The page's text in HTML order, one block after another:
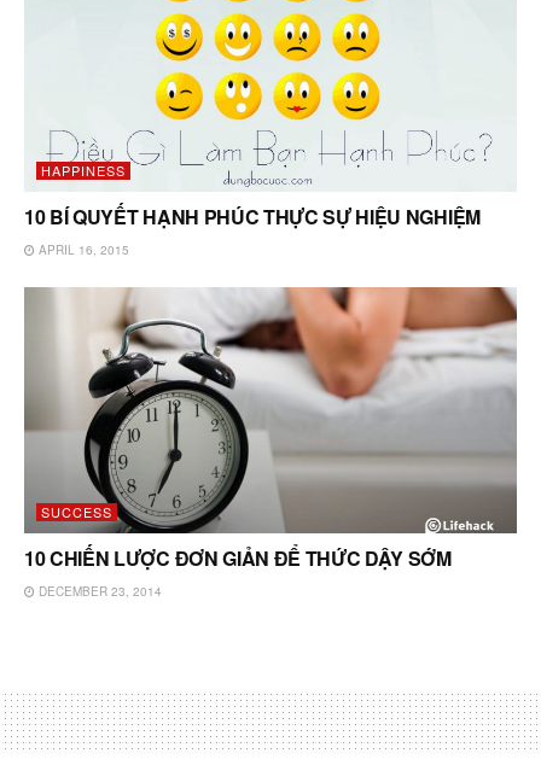
HAPPINESS
10 BÍ QUYẾT HẠNH PHÚC THỰC SỰ HIỆU NGHIỆM
APRIL 16, 2015
SUCCESS
10 CHIẾN LƯỢC ĐƠN GIẢN ĐỂ THỨC DẬY SỚM
DECEMBER 23, 2014